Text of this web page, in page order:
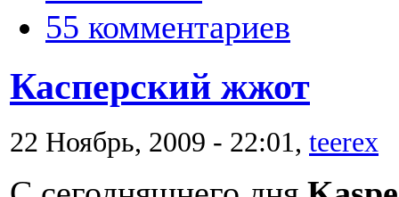
55 комментариев
Касперский жжот
22 Ноябрь, 2009 - 22:01, teerex